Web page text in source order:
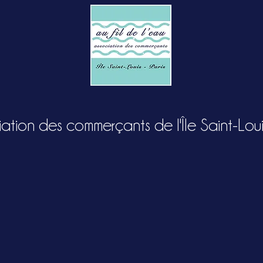
des commerçants de l'Île Saint-